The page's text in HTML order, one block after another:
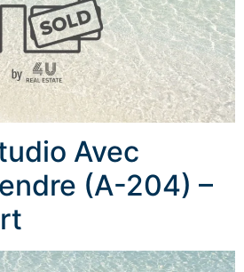
Avec
(A-204) –